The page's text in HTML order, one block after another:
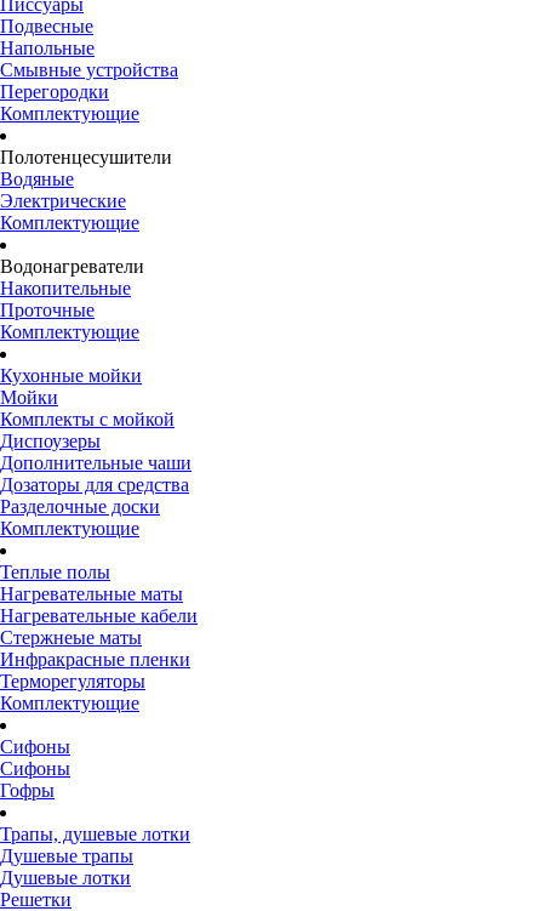
Писсуары
Подвесные
Напольные
Смывные устройства
Перегородки
Комплектующие
Полотенцесушители
Водяные
Электрические
Комплектующие
Водонагреватели
Накопительные
Проточные
Комплектующие
Кухонные мойки
Мойки
Комплекты с мойкой
Диспоузеры
Дополнительные чаши
Дозаторы для средства
Разделочные доски
Комплектующие
Теплые полы
Нагревательные маты
Нагревательные кабели
Стержнеые маты
Инфракрасные пленки
Терморегуляторы
Комплектующие
Сифоны
Сифоны
Гофры
Трапы, душевые лотки
Душевые трапы
Душевые лотки
Решетки